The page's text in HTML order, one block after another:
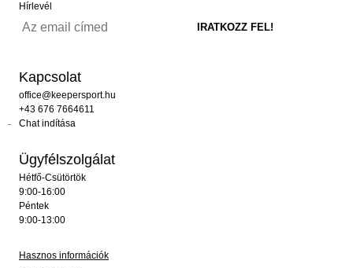
Hírlevél
Kapcsolat
office@keepersport.hu
+43 676 7664611
Chat indítása
Ügyfélszolgálat
Hétfő-Csütörtök
9:00-16:00
Péntek
9:00-13:00
Hasznos információk